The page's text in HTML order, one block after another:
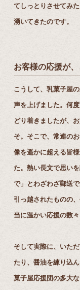
てしっとりさせてみ
湧いてきたのです。
お客様の応援が、
こうして、乳菓⼦屋
声を上げました。何
どり着きましたが、
そ。そこで、常連の
像を遥かに超える皆
た。熱い⻑⽂で思い
で」とわざわざ郵送
引っ越されたものの
当に温かい応援の数
そして実際に、いた
たり、醤油を練り込
菓⼦屋応援団の多⼤